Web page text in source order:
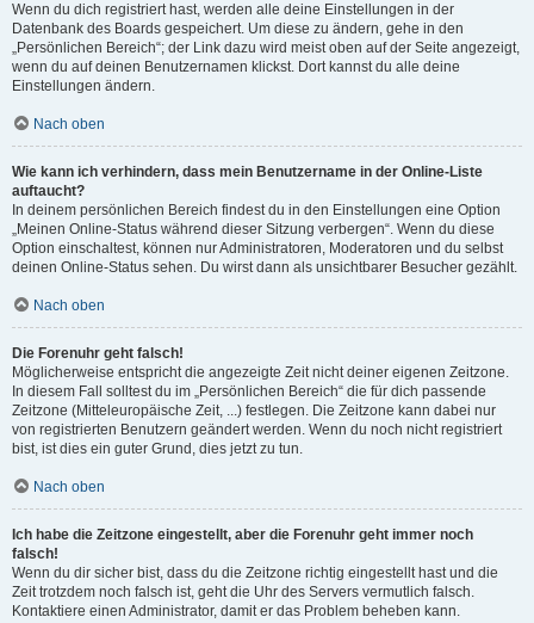
Wenn du dich registriert hast, werden alle deine Einstellungen in der
Datenbank des Boards gespeichert. Um diese zu ändern, gehe in den
„Persönlichen Bereich“; der Link dazu wird meist oben auf der Seite angezeigt,
wenn du auf deinen Benutzernamen klickst. Dort kannst du alle deine
Einstellungen ändern.
Nach oben
Wie kann ich verhindern, dass mein Benutzername in der Online-Liste
auftaucht?
In deinem persönlichen Bereich findest du in den Einstellungen eine Option
„Meinen Online-Status während dieser Sitzung verbergen“. Wenn du diese
Option einschaltest, können nur Administratoren, Moderatoren und du selbst
deinen Online-Status sehen. Du wirst dann als unsichtbarer Besucher gezählt.
Nach oben
Die Forenuhr geht falsch!
Möglicherweise entspricht die angezeigte Zeit nicht deiner eigenen Zeitzone.
In diesem Fall solltest du im „Persönlichen Bereich“ die für dich passende
Zeitzone (Mitteleuropäische Zeit, ...) festlegen. Die Zeitzone kann dabei nur
von registrierten Benutzern geändert werden. Wenn du noch nicht registriert
bist, ist dies ein guter Grund, dies jetzt zu tun.
Nach oben
Ich habe die Zeitzone eingestellt, aber die Forenuhr geht immer noch
falsch!
Wenn du dir sicher bist, dass du die Zeitzone richtig eingestellt hast und die
Zeit trotzdem noch falsch ist, geht die Uhr des Servers vermutlich falsch.
Kontaktiere einen Administrator, damit er das Problem beheben kann.